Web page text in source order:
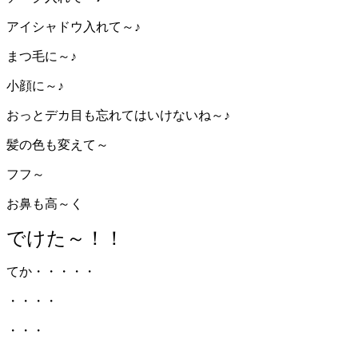
アイシャドウ入れて～♪
まつ毛に～♪
小顔に～♪
おっとデカ目も忘れてはいけないね～♪
髪の色も変えて～
フフ～
お鼻も高～く
でけた～！！
てか・・・・・
・・・・
・・・